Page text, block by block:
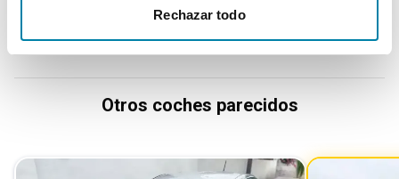
Rechazar todo
Otros coches parecidos